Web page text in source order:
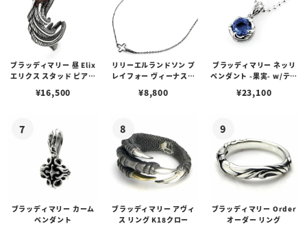
ブラッディマリー 昼 Elix
エリクス スタッド ピアス
¥16,500
リリーエルランドソン プ
レイフォー ヴィーナスチ
¥8,800
ブラッディマリー ネッリ
ペンダント -果実- w/ティ
¥23,100
ブラッディマリー カーム
ペンダント
ブラッディマリー アヴィ
ス リング K18クロー
ブラッディマリー Order
オーダー リング